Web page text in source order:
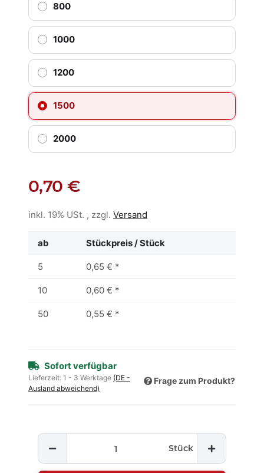
800
1000
1200
1500
2000
0,70 €
inkl. 19% USt. , zzgl. Versand
ab Stückpreis / Stück
5 0,65 € *
10 0,60 € *
50 0,55 € *
Sofort verfügbar
Lieferzeit: 1 - 3 Werktage (DE -
Ausland abweichend)
Frage zum Produkt?
Stück